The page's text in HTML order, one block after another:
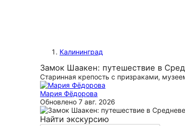
Калининград
Замок Шаакен: путешествие в
Старинная крепость с призраками,
Мария Фёдорова
Обновлено 7 авг. 2026
Найти экскурсию